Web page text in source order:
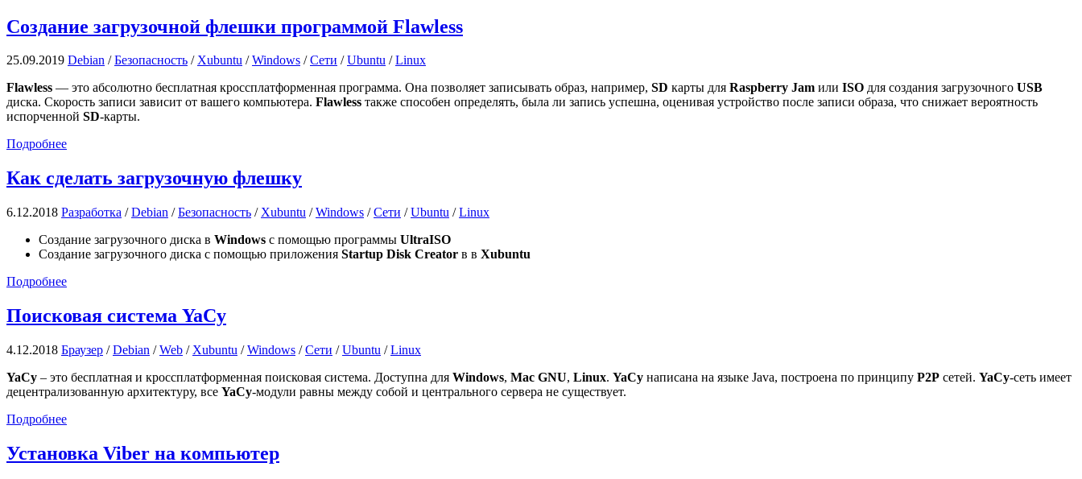
Создание загрузочной флешки программой Flawless
25.09.2019 Debian /Безопасность /Xubuntu /Windows /Сети /Ubuntu /Linux
Flawless — это абсолютно бесплатная кроссплатформенная программа. Она позволяет записывать образ, например, SD карты для Raspberry Jam или ISO для создания загрузочного USB
диска. Скорость записи зависит от вашего компьютера. Flawless также способен определять, была ли запись успешна, оценивая устройство после записи образа, что снижает вероятность
испорченной SD-карты.
Подробнее
Как сделать загрузочную флешку
6.12.2018 Разработка /Debian /Безопасность / Xubuntu /Windows /Сети /Ubuntu /Linux
Создание загрузочного диска в Windows с помощью программы UltraISO
Создание загрузочного диска с помощью приложения Startup Disk Creator в в Xubuntu
Подробнее
Поисковая система YaCy
4.12.2018 Браузер /Debian /Web / Xubuntu /Windows /Сети /Ubuntu /Linux
YaCy – это бесплатная и кроссплатформенная поисковая система. Доступна для Windows, Mac GNU, Linux. YaCy написана на языке Java, построена по принципу P2P сетей. YaCy-сеть имеет
децентрализованную архитектуру, все YaCy-модули равны между собой и центрального сервера не существует.
Подробнее
Установка Viber на компьютер